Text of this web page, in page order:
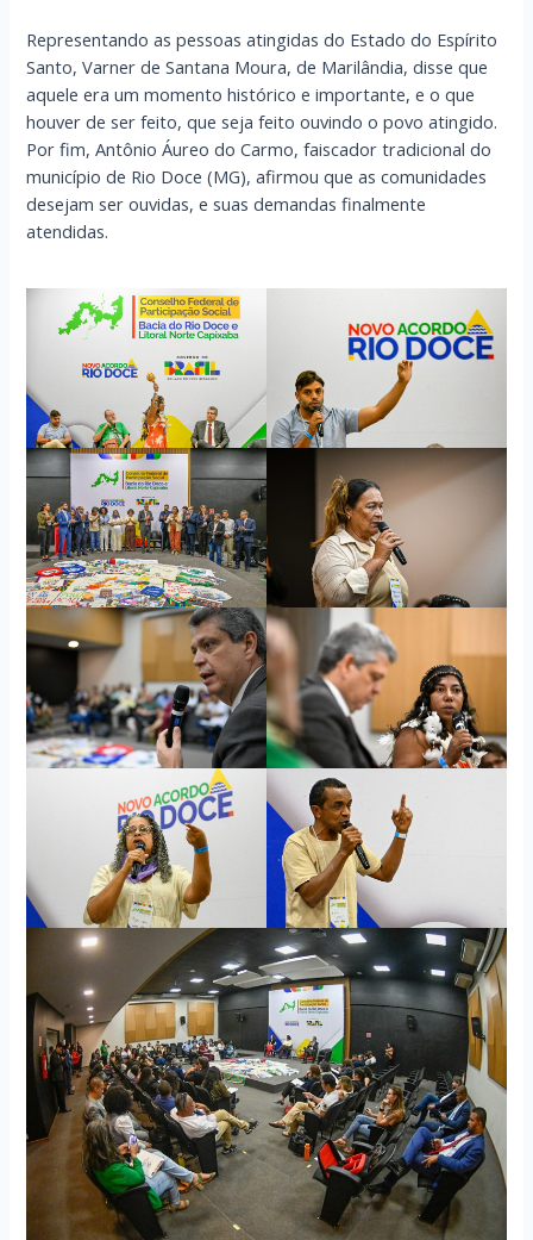
Representando as pessoas atingidas do Estado do Espírito
Santo, Varner de Santana Moura, de Marilândia, disse que
aquele era um momento histórico e importante, e o que
houver de ser feito, que seja feito ouvindo o povo atingido.
Por fim, Antônio Áureo do Carmo, faiscador tradicional do
município de Rio Doce (MG), afirmou que as comunidades
desejam ser ouvidas, e suas demandas finalmente
atendidas.